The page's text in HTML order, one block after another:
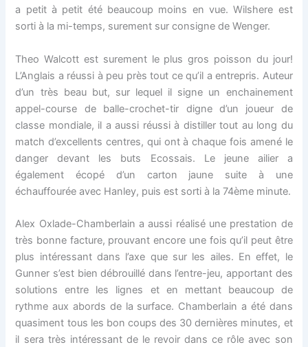
a petit à petit été beaucoup moins en vue. Wilshere est
sorti à la mi-temps, surement sur consigne de Wenger.
Theo Walcott est surement le plus gros poisson du jour!
L’Anglais a réussi à peu près tout ce qu’il a entrepris. Auteur
d’un très beau but, sur lequel il signe un enchainement
appel-course de balle-crochet-tir digne d’un joueur de
classe mondiale, il a aussi réussi à distiller tout au long du
match d’excellents centres, qui ont à chaque fois amené le
danger devant les buts Ecossais. Le jeune ailier a
également écopé d’un carton jaune suite à une
échauffourée avec Hanley, puis est sorti à la 74ème minute.
Alex Oxlade-Chamberlain a aussi réalisé une prestation de
très bonne facture, prouvant encore une fois qu’il peut être
plus intéressant dans l’axe que sur les ailes. En effet, le
Gunner s’est bien débrouillé dans l’entre-jeu, apportant des
solutions entre les lignes et en mettant beaucoup de
rythme aux abords de la surface. Chamberlain a été dans
quasiment tous les bon coups des 30 dernières minutes, et
il sera très intéressant de le revoir dans ce rôle avec son